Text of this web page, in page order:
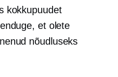
kokkupuudet
et olete
nõudluseks